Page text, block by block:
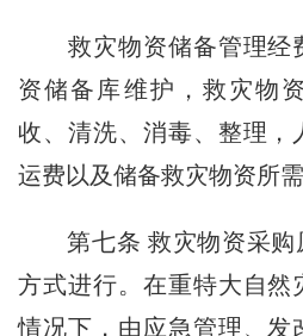
救灾物资储备管理经
资储备库维护，救灾物
收、清洗、消毒、整理，
运费以及储备救灾物资所
第七条 救灾物资采
方式进行。在重特大自然
情况下，由应急管理、发